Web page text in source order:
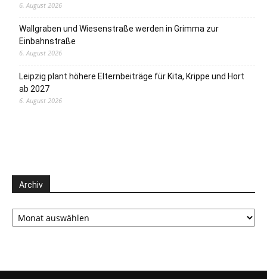
6. August 2026
Wallgraben und Wiesenstraße werden in Grimma zur
Einbahnstraße
6. August 2026
Leipzig plant höhere Elternbeiträge für Kita, Krippe und Hort
ab 2027
6. August 2026
Archiv
Archiv